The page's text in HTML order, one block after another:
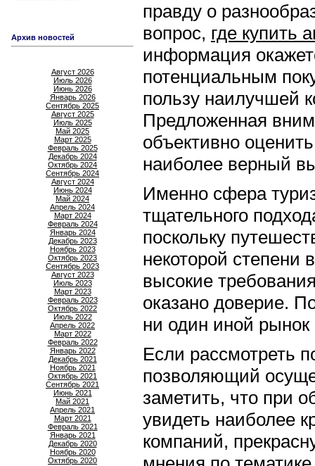
Архив новостей
Август 2026
Июль 2026
Июнь 2026
Январь 2026
Сентябрь 2025
Август 2025
Июль 2025
Май 2025
Март 2025
Февраль 2025
Декабрь 2024
Октябрь 2024
Сентябрь 2024
Август 2024
Июнь 2024
Май 2024
Апрель 2024
Март 2024
Февраль 2024
Январь 2024
Декабрь 2023
Ноябрь 2023
Октябрь 2023
Сентябрь 2023
Август 2023
Июль 2023
Март 2023
Февраль 2023
Октябрь 2022
Июль 2022
Апрель 2022
Март 2022
Февраль 2022
Январь 2022
Декабрь 2021
Ноябрь 2021
Октябрь 2021
Сентябрь 2021
Июнь 2021
Май 2021
Апрель 2021
Март 2021
Февраль 2021
Январь 2021
Декабрь 2020
Ноябрь 2020
Октябрь 2020
правду о
вопрос, где купить
информация
потенциальным
пользу наилучшей
Предложенная
объективно
наиболее верный
Именно сфера
тщательного
поскольку
некоторой степени
высокие
оказано доверие.
ни один иной рынок
Если рассмотреть
позволяющий
заметить, что при
увидеть наиболее
компаний,